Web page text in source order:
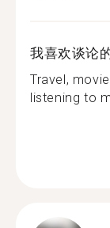
我喜欢谈论
Travel,
listening to